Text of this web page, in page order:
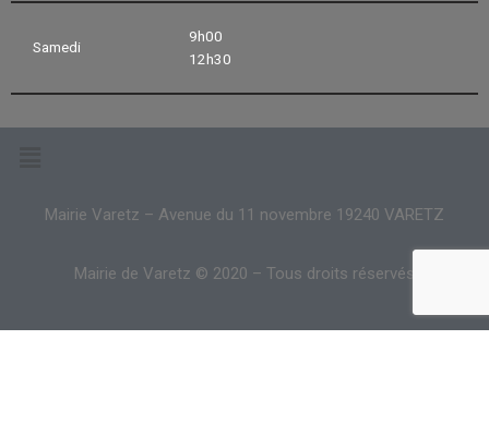
Samedi
9h00
12h30
Mairie Varetz – Avenue du 11 novembre 19240 VARETZ
Mairie de Varetz © 2020 – Tous droits réservés